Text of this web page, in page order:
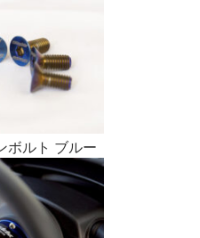
ボルト ブルー